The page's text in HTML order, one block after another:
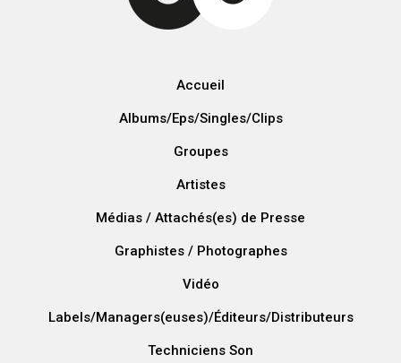
Accueil
Albums/Eps/Singles/Clips
Groupes
Artistes
Médias / Attachés(es) de Presse
Graphistes / Photographes
Vidéo
Labels/Managers(euses)/Éditeurs/Distributeurs
Techniciens Son